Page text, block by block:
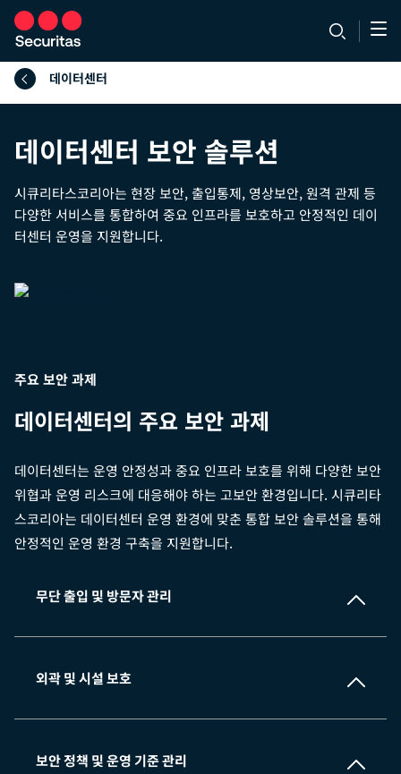
데이터센터
데이터센터 보안 솔루션
시큐리타스코리아는 현장 보안, 출입통제, 영상보안, 원격 관제 등
다양한 서비스를 통합하여 중요 인프라를 보호하고 안정적인 데이
터센터 운영을 지원합니다.
주요 보안 과제
데이터센터의 주요 보안 과제
데이터센터는 운영 안정성과 중요 인프라 보호를 위해 다양한 보안
위협과 운영 리스크에 대응해야 하는 고보안 환경입니다. 시큐리타
스코리아는 데이터센터 운영 환경에 맞춘 통합 보안 솔루션을 통해
안정적인 운영 환경 구축을 지원합니다.
무단 출입 및 방문자 관리
외곽 및 시설 보호
보안 정책 및 운영 기준 관리